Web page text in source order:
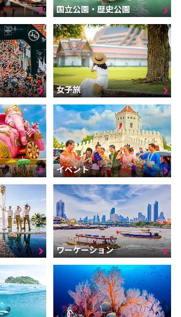
国立公園・歴史公園
女子旅
イベント
ワーケーション